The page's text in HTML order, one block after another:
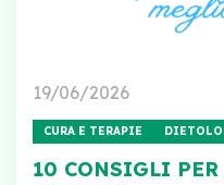
19/06/2026
CURA E TERAPIE
10 CONSIGLI PER